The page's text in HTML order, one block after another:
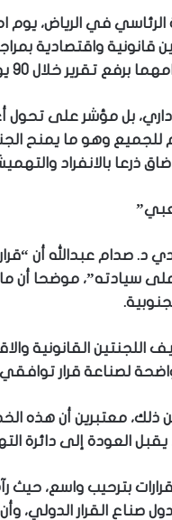
واقتصادية
برفع تقرير خلال 90 يوما.
بل مؤشر على
للجميع وهو ما يمنح
ذرعا بالانفراد
د. صدام عبدالله أن
على سيادته”، موضحا
اللجنتين القانونية
لصناعة قرار توافقي
معتبرين أن هذه
العودة إلى دائرة
بترحيب واسع،
القرار الدولي،